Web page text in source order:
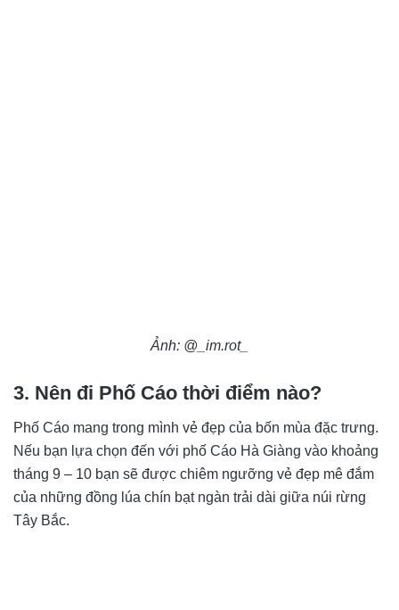
Ảnh: @_im.rot_
3. Nên đi Phố Cáo thời điểm nào?
Phố Cáo mang trong mình vẻ đẹp của bốn mùa đặc trưng.
Nếu bạn lựa chọn đến với phố Cáo Hà Giàng vào khoảng
tháng 9 – 10 bạn sẽ được chiêm ngưỡng vẻ đẹp mê đắm
của những đồng lúa chín bạt ngàn trải dài giữa núi rừng
Tây Bắc.